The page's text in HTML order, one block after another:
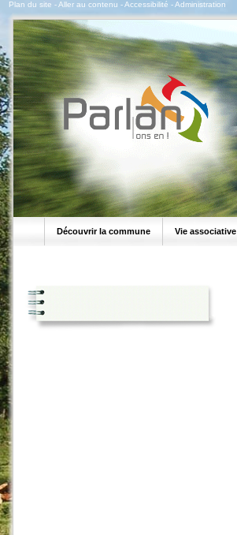
Plan du site -Aller au contenu -Accessibilité -Administration
Découvrir la commune Vie associative